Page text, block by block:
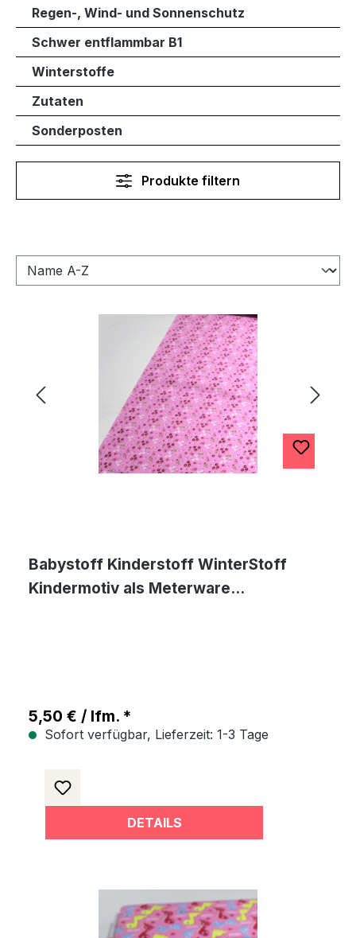
Regen-, Wind- und Sonnenschutz
Schwer entflammbar B1
Winterstoffe
Zutaten
Sonderposten
Produkte filtern
Babystoff Kinderstoff WinterStoff
Kindermotiv als Meterware
5,50 € / lfm. *
Sofort verfügbar, Lieferzeit: 1-3 Tage
DETAILS